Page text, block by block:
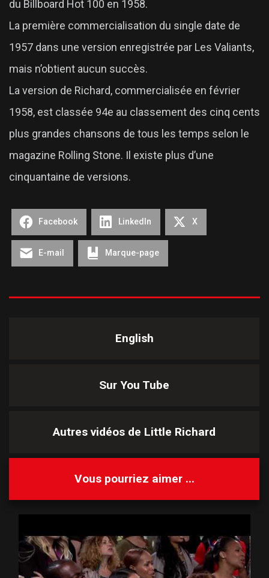
du Billboard Hot 100 en 1958.
La première commercialisation du single date de
1957 dans une version enregistrée par Les Valiants,
mais n’obtient aucun succès.
La version de Richard, commercialisée en février
1958, est classée 94e au classement des cinq cents
plus grandes chansons de tous les temps selon le
magazine Rolling Stone. Il existe plus d’une
cinquantaine de versions.
Facebook LinkedIn X
E-mail Marque-page
English
Sur You Tube
Autres vidéos de Little Richard
Vous pourriez aimer ...